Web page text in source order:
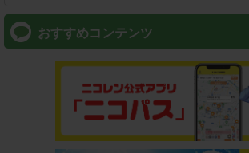
おすすめコンテンツ